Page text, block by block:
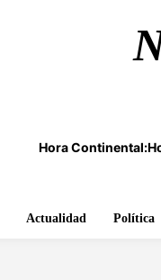
Hora Continental:
Actualidad Política